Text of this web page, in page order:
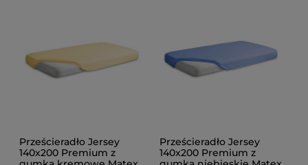
Prześcieradło Jersey
140x200 Premium z
Prześcieradło Jersey
140x200 Premium z